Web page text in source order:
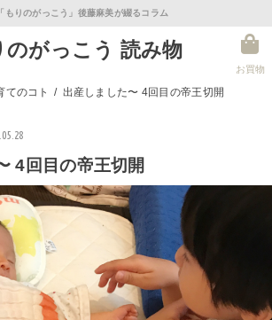
りのがっこう」後藤麻美が綴るコラム
のがっこう 読み物
お買物
てのコト 出産しました〜 4回目の帝王切開
4回目の帝王切開